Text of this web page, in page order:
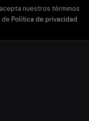
nuestros términos
de Política de privacidad .